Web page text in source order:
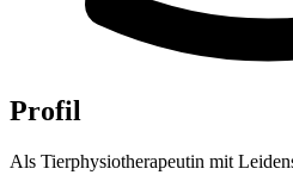
Profil
Als Tierphysiotherapeutin mit